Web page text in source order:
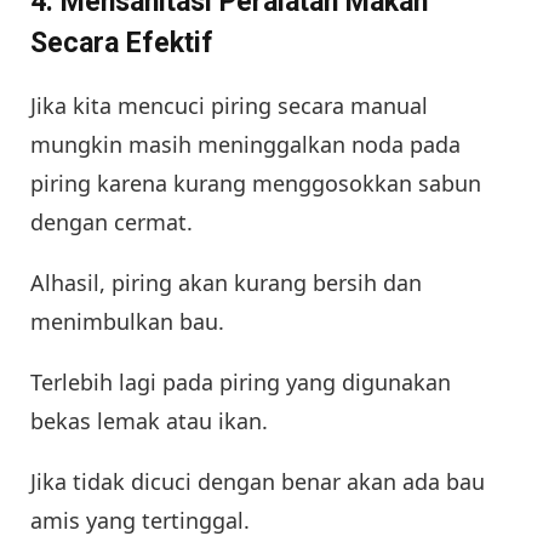
Secara Efektif
Jika kita mencuci piring secara manual
mungkin masih meninggalkan noda pada
piring karena kurang menggosokkan sabun
dengan cermat.
Alhasil, piring akan kurang bersih dan
menimbulkan bau.
Terlebih lagi pada piring yang digunakan
bekas lemak atau ikan.
Jika tidak dicuci dengan benar akan ada bau
amis yang tertinggal.